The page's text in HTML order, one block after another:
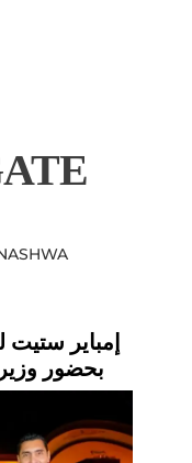
بحضور